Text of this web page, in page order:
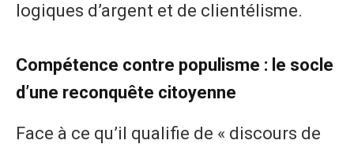
logiques d’argent et de clientélisme.
Compétence contre populisme : le socle
d’une reconquête citoyenne
Face à ce qu’il qualifie de « discours de